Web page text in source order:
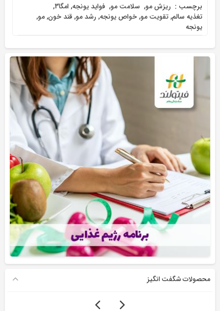
برچسب : ‌ ریزش مو, ‌ سلامت مو, ‌ فواید یونجه,امگا3 ,
تغذیه سالم,تقویت مو,خواص یونجه, رشد مو,قند خون,مو,
یونجه
محصولات شگفت انگیز